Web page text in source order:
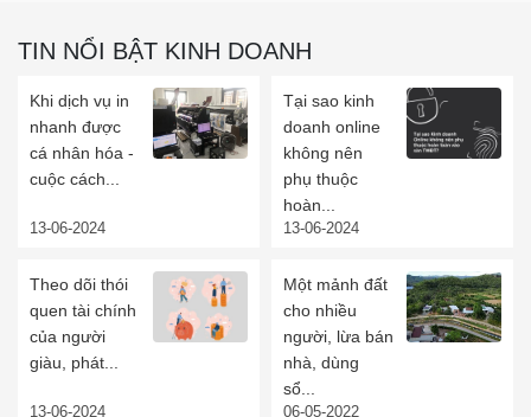
TIN NỔI BẬT KINH DOANH
Khi dịch vụ in
nhanh được
cá nhân hóa -
cuộc cách...
13-06-2024
Tại sao kinh
doanh online
không nên
phụ thuộc
hoàn...
13-06-2024
Theo dõi thói
quen tài chính
của người
giàu, phát...
13-06-2024
Một mảnh đất
cho nhiều
người, lừa bán
nhà, dùng
sổ...
06-05-2022